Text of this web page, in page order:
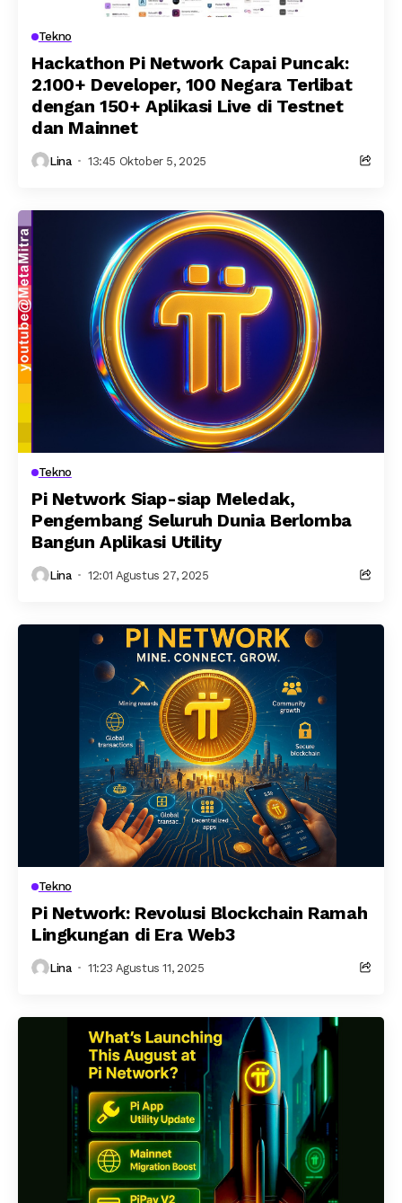
Tekno
Hackathon Pi Network Capai Puncak:
2.100+ Developer, 100 Negara Terlibat
dengan 150+ Aplikasi Live di Testnet
dan Mainnet
Lina 13:45 Oktober 5, 2025
Tekno
Pi Network Siap-siap Meledak,
Pengembang Seluruh Dunia Berlomba
Bangun Aplikasi Utility
Lina 12:01 Agustus 27, 2025
Tekno
Pi Network: Revolusi Blockchain Ramah
Lingkungan di Era Web3
Lina 11:23 Agustus 11, 2025